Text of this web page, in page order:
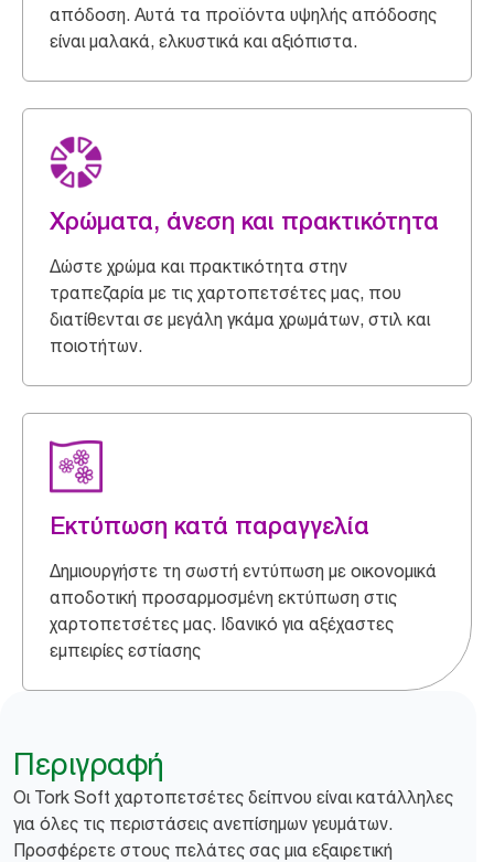
απόδοση. Αυτά τα προϊόντα υψηλής απόδοσης
είναι μαλακά, ελκυστικά και αξιόπιστα.
Χρώματα, άνεση και πρακτικότητα
Δώστε χρώμα και πρακτικότητα στην
τραπεζαρία με τις χαρτοπετσέτες μας, που
διατίθενται σε μεγάλη γκάμα χρωμάτων, στιλ και
ποιοτήτων.
Εκτύπωση κατά παραγγελία
Δημιουργήστε τη σωστή εντύπωση με οικονομικά
αποδοτική προσαρμοσμένη εκτύπωση στις
χαρτοπετσέτες μας. Ιδανικό για αξέχαστες
εμπειρίες εστίασης
Περιγραφή
​​Οι Tork Soft χαρτοπετσέτες δείπνου είναι κατάλληλες
για όλες τις περιστάσεις ανεπίσημων γευμάτων.
Προσφέρετε στους πελάτες σας μια εξαιρετική